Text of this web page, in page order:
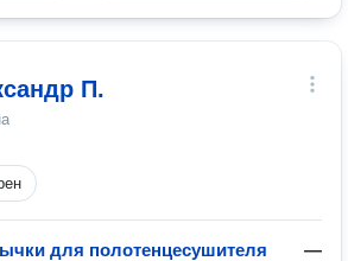
П.
для полотенцесушителя —